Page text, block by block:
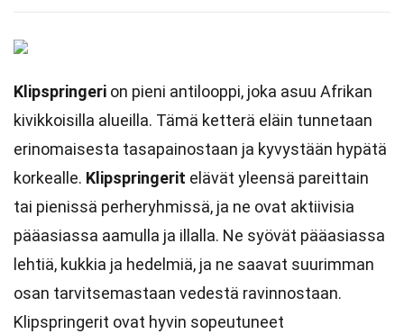
Klipspringeri on pieni antilooppi, joka asuu Afrikan
kivikkoisilla alueilla. Tämä ketterä eläin tunnetaan
erinomaisesta tasapainostaan ja kyvystään hypätä
korkealle. Klipspringerit elävät yleensä pareittain
tai pienissä perheryhmissä, ja ne ovat aktiivisia
pääasiassa aamulla ja illalla. Ne syövät pääasiassa
lehtiä, kukkia ja hedelmiä, ja ne saavat suurimman
osan tarvitsemastaan vedestä ravinnostaan.
Klipspringerit ovat hyvin sopeutuneet